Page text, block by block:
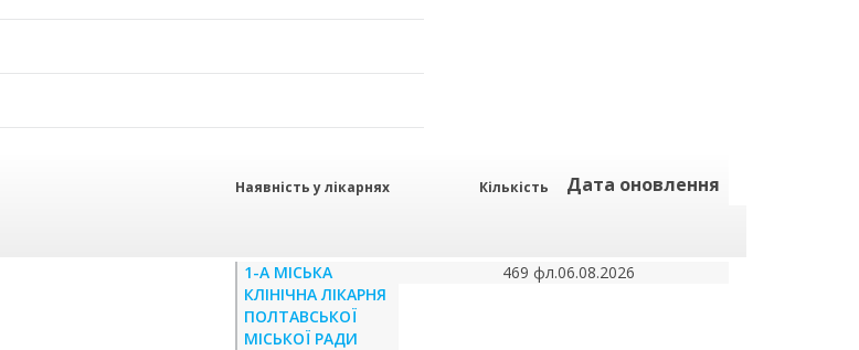
Наявність у лікарнях Кількість Дата оновлення
1-А МІСЬКА
КЛІНІЧНА ЛІКАРНЯ
ПОЛТАВСЬКОЇ
МІСЬКОЇ РАДИ
469 фл.06.08.2026